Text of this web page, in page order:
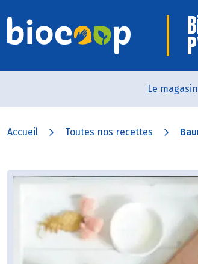
Le magasin
Accueil Toutes nos recettes